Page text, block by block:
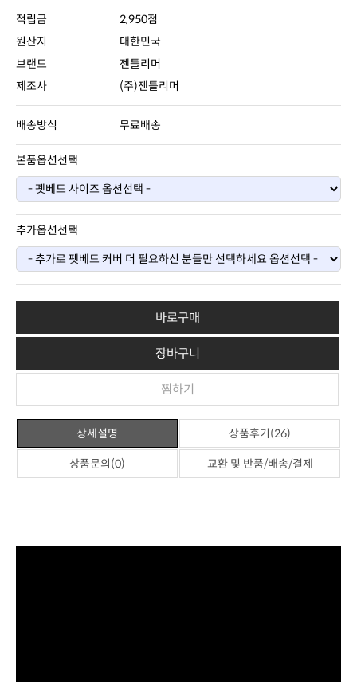
적립금
2,950점
원산지
대한민국
브랜드
젠틀리머
제조사
(주)젠틀리머
배송방식 무료배송
본품옵션선택
추가옵션선택
바로구매
장바구니
찜하기
상세설명 상품후기(26)
상품문의(0) 교환 및 반품/배송/결제